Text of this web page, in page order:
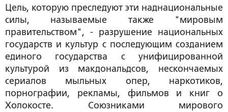
Цель, которую преследуют эти наднациональные
силы, называемые также "мировым
правительством", - разрушение национальных
государств и культур с последующим созданием
единого государства с унифицированной
культурой из макдональдсов, нескончаемых
сериалов мыльных опер, наркотиков,
порнографии, рекламы, фильмов и книг о
Холокосте. Союзниками мирового